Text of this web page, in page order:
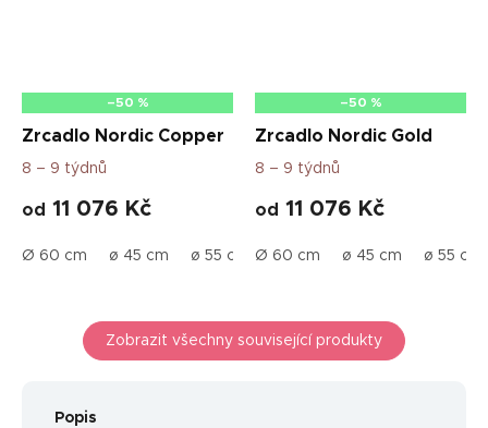
–50 %
Zrcadlo Nordic Copper
8 – 9 týdnů
od 11 076 Kč
Ø 60 cm ø 45 cm ø 55 cm ø 65 cm ø 75 cm ø 95
–50 %
Zrcadlo Nordic Gold
8 – 9 týdnů
od 11 076 Kč
Ø 60 cm ø 45 cm ø 55 cm
Zobrazit všechny související produkty
Popis